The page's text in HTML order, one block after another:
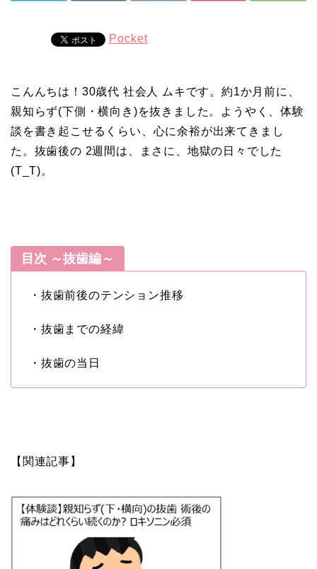
Pocket
こんんちは！30歳代 社会人 ムキです。 約1か月前に、
親知らず(下側・横向き)を抜きました。ようやく、体験
談を書き起こせるくらい、心に余裕が出来てきまし
た。抜歯後の 2週間は、まさに、地獄の日々でした
(T_T)。
目次 ～抜歯編～
・抜歯前後のテンション推移
・抜歯までの経緯
・抜歯の当日
【関連記事】